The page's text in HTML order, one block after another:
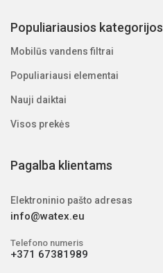
Populiariausios kategorijos
Mobilūs vandens filtrai
Populiariausi elementai
Nauji daiktai
Visos prekės
Pagalba klientams
Elektroninio pašto adresas
info@watex.eu
Telefono numeris
+371 67381989